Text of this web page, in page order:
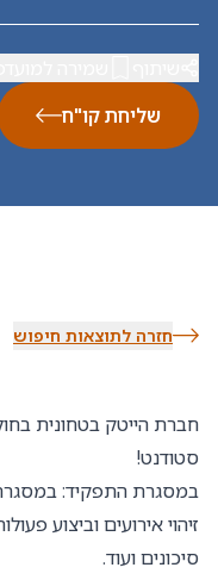
שליחת קו"ח
חזרה לתוצאות חיפוש
סטודנט!
במסגרת התפקיד:
זיהוי אירועים וביצוע
סיכונים ועוד.